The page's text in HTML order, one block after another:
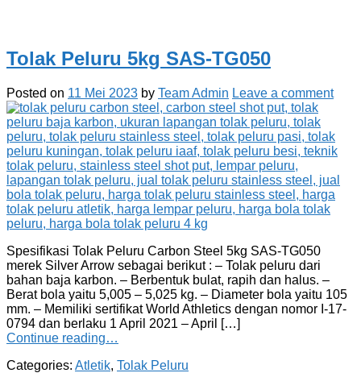
Tolak Peluru 5kg SAS-TG050
Posted on 11 Mei 2023 by Team Admin Leave a comment
Spesifikasi Tolak Peluru Carbon Steel 5kg SAS-TG050
merek Silver Arrow sebagai berikut : – Tolak peluru dari
bahan baja karbon. – Berbentuk bulat, rapih dan halus. –
Berat bola yaitu 5,005 – 5,025 kg. – Diameter bola yaitu 105
mm. – Memiliki sertifikat World Athletics dengan nomor I-17-
0794 dan berlaku 1 April 2021 – April […]
Continue reading…
Categories: Atletik, Tolak Peluru